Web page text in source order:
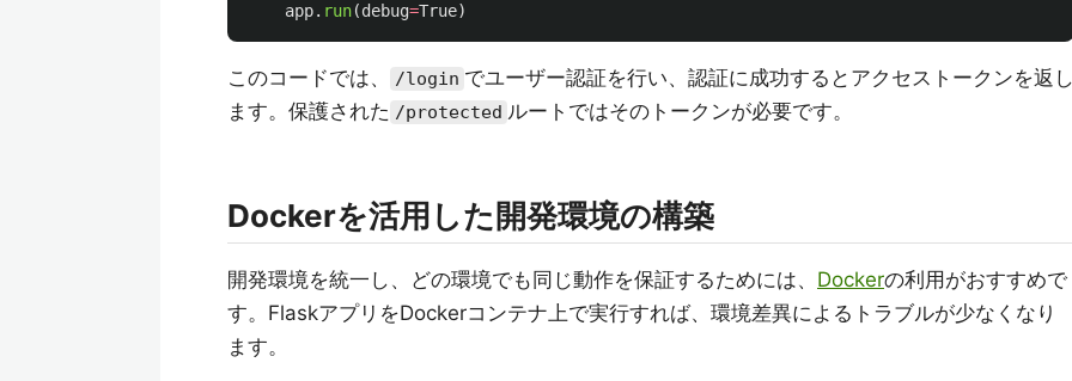
app. run(debug=True)
このコードでは、 /login でユーザー認証を行い、認証に成功するとアクセストークンを返
ます。保護された /protected ルートではそのトークンが必要です。
Dockerを活用した開発環境の構築
開発環境を統一し、どの環境でも同じ動作を保証するためには、 Dockerの利用がおすすめで
す。FlaskアプリをDockerコンテナ上で実行すれば、環境差異によるトラブルが少なくなり
ます。